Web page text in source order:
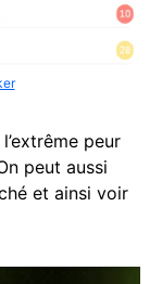
peur
peut aussi
et ainsi voir